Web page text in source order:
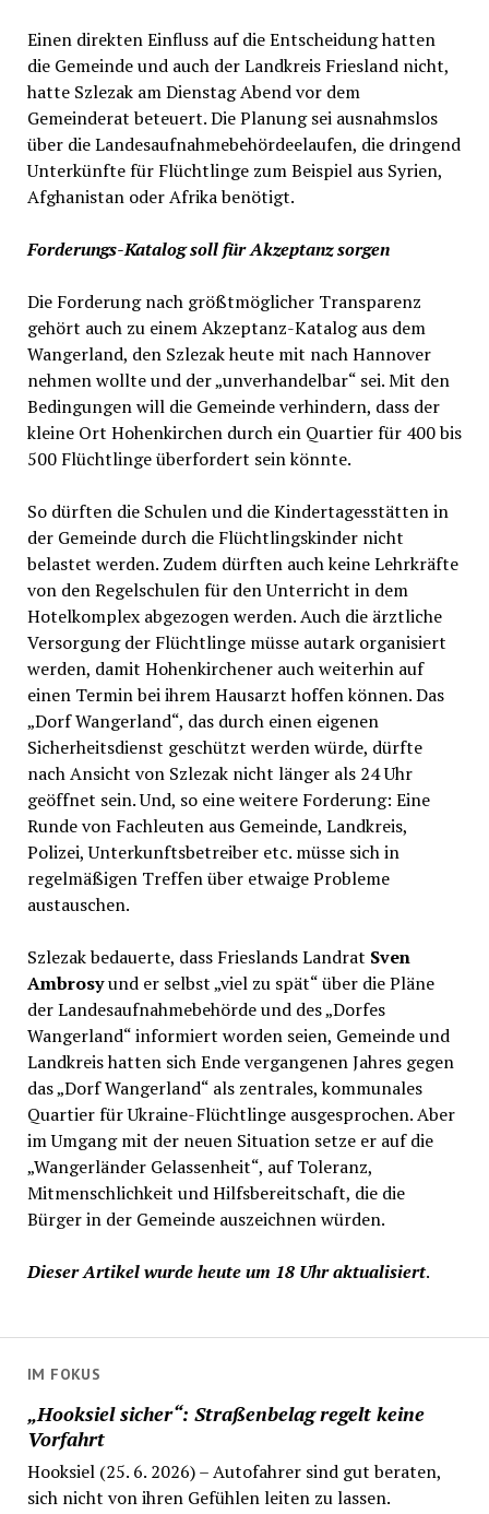
IM FOKUS
„Hooksiel sicher“: Straßenbelag regelt keine
Vorfahrt
Hooksiel (25. 6. 2026) – Autofahrer sind gut beraten,
sich nicht von ihren Gefühlen leiten zu lassen.
Einen direkten Einfluss auf die Entscheidung hatten
die Gemeinde und auch der Landkreis Friesland nicht,
hatte Szlezak am Dienstag Abend vor dem
Gemeinderat beteuert. Die Planung sei ausnahmslos
über die Landesaufnahmebehördeelaufen, die dringend
Unterkünfte für Flüchtlinge zum Beispiel aus Syrien,
Afghanistan oder Afrika benötigt.
Forderungs-Katalog soll für Akzeptanz sorgen
Die Forderung nach größtmöglicher Transparenz
gehört auch zu einem Akzeptanz-Katalog aus dem
Wangerland, den Szlezak heute mit nach Hannover
nehmen wollte und der „unverhandelbar“ sei. Mit den
Bedingungen will die Gemeinde verhindern, dass der
kleine Ort Hohenkirchen durch ein Quartier für 400 bis
500 Flüchtlinge überfordert sein könnte.
So dürften die Schulen und die Kindertagesstätten in
der Gemeinde durch die Flüchtlingskinder nicht
belastet werden. Zudem dürften auch keine Lehrkräfte
von den Regelschulen für den Unterricht in dem
Hotelkomplex abgezogen werden. Auch die ärztliche
Versorgung der Flüchtlinge müsse autark organisiert
werden, damit Hohenkirchener auch weiterhin auf
einen Termin bei ihrem Hausarzt hoffen können. Das
„Dorf Wangerland“, das durch einen eigenen
Sicherheitsdienst geschützt werden würde, dürfte
nach Ansicht von Szlezak nicht länger als 24 Uhr
geöffnet sein. Und, so eine weitere Forderung: Eine
Runde von Fachleuten aus Gemeinde, Landkreis,
Polizei, Unterkunftsbetreiber etc. müsse sich in
regelmäßigen Treffen über etwaige Probleme
austauschen.
Szlezak bedauerte, dass Frieslands Landrat Sven
Ambrosyund er selbst „viel zu spät“ über die Pläne
der Landesaufnahmebehörde und des „Dorfes
Wangerland“ informiert worden seien, Gemeinde und
Landkreis hatten sich Ende vergangenen Jahres gegen
das „Dorf Wangerland“ als zentrales, kommunales
Quartier für Ukraine-Flüchtlinge ausgesprochen. Aber
im Umgang mit der neuen Situation setze er auf die
„Wangerländer Gelassenheit“, auf Toleranz,
Mitmenschlichkeit und Hilfsbereitschaft, die die
Bürger in der Gemeinde auszeichnen würden.
Dieser Artikel wurde heute um 18 Uhr aktualisiert.